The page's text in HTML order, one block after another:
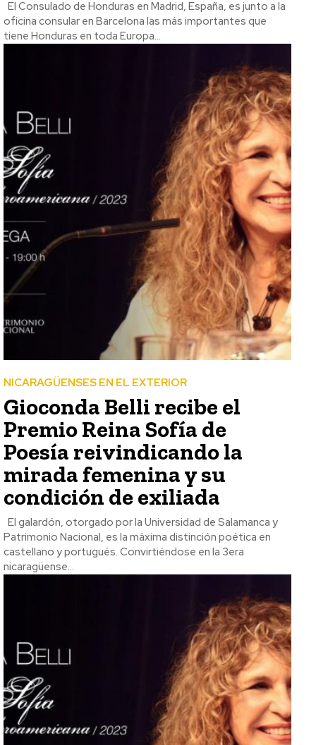
oficina consular en Barcelona las más importantes que
tiene Honduras en toda Europa...
NICARAGÜENSES EN EL EXTERIOR
Gioconda Belli recibe el
Premio Reina Sofía de
Poesía reivindicando la
mirada femenina y su
condición de exiliada
Patrimonio Nacional, es la máxima distinción poética en
castellano y portugués. Convirtiéndose en la 3era
nicaragüense...